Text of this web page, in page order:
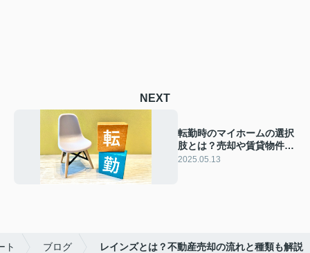
NEXT
転勤時のマイホームの選択
肢とは？売却や賃貸物件に
するメリットも解説
2025.05.13
ト ブログ レインズとは？不動産売却の流れと種類も解説